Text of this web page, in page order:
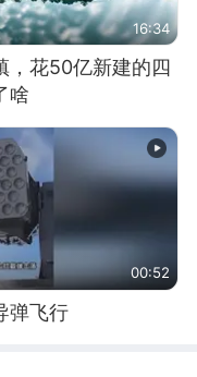
16:34
，花50亿新建的四
啥
00:52
弹飞行